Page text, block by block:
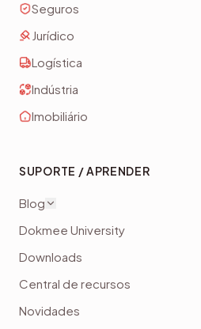
Seguros
Jurídico
Logística
Indústria
Imobiliário
SUPORTE / APRENDER
Blog
Dokmee University
Downloads
Central de recursos
Novidades